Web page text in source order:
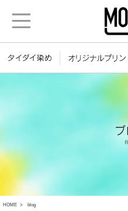
HOME blog